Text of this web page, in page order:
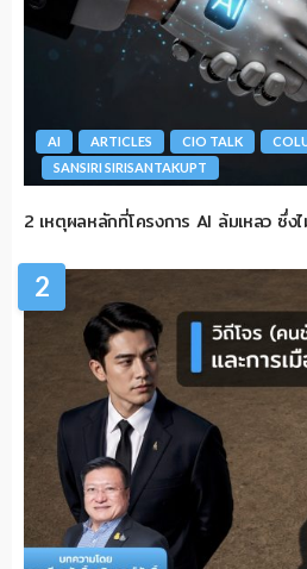
AI ARTICLES CIO TALK
SANSIRI SIRISANTAKUPT
2 เหตุผลหลักที่โครงการ AI ล้มเหลว ซึ่งไ
2